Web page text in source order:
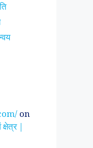
~
की अन्तरिक्ष
on
क्षेत्र |